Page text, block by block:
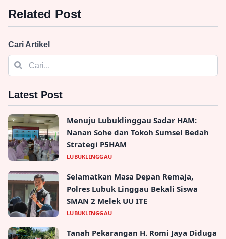
Related Post
Cari Artikel
Latest Post
Menuju Lubuklinggau Sadar HAM:
Nanan Sohe dan Tokoh Sumsel Bedah
Strategi P5HAM
LUBUKLINGGAU
Selamatkan Masa Depan Remaja,
Polres Lubuk Linggau Bekali Siswa
SMAN 2 Melek UU ITE
LUBUKLINGGAU
Tanah Pekarangan H. Romi Jaya Diduga